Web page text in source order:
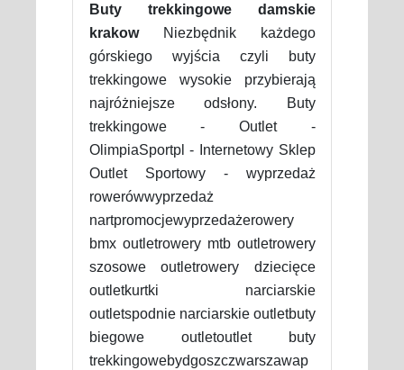
Buty trekkingowe damskie
krakowNiezbędnik każdego
górskiego wyjścia czyli buty
trekkingowe wysokie przybierają
najróżniejsze odsłony. Buty
trekkingowe - Outlet -
OlimpiaSportpl - Internetowy Sklep
Outlet Sportowy - wyprzedaż
rowerówwyprzedaż
nartpromocjewyprzedażerowery
bmx outletrowery mtb outletrowery
szosowe outletrowery dziecięce
outletkurtki narciarskie
outletspodnie narciarskie outletbuty
biegowe outletoutlet buty
trekkingowebydgoszczwarszawap